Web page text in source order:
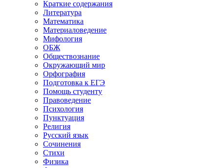
Краткие содержания
Литература
Математика
Материаловедение
Мифология
ОБЖ
Обществознание
Окружающий мир
Орфография
Подготовка к ЕГЭ
Помощь студенту
Правоведение
Психология
Пунктуация
Религия
Русский язык
Сочинения
Стихи
Физика